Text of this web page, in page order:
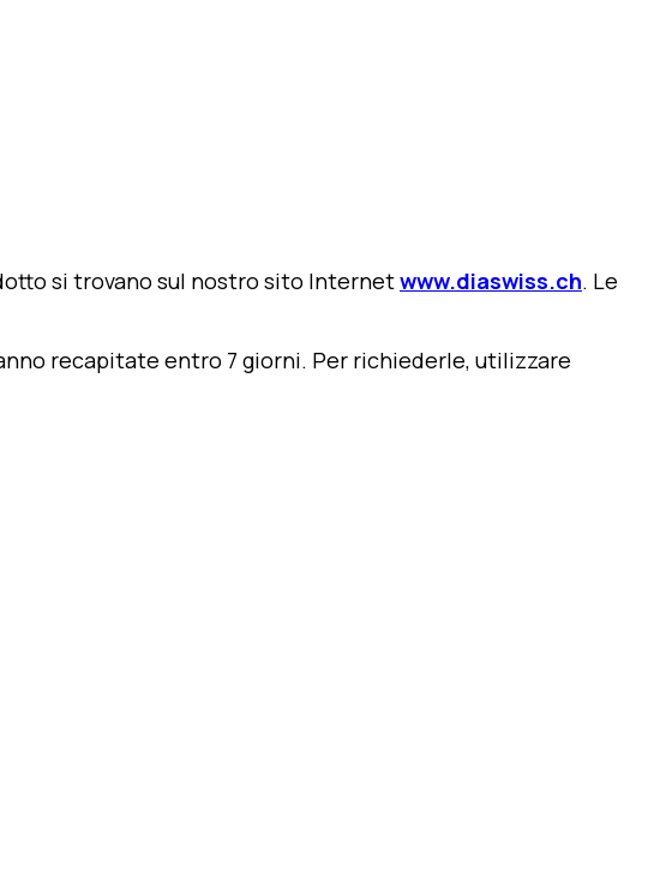
si trovano sul nostro sito Internetwww.diaswiss.ch. Le
recapitate entro 7 giorni. Per richiederle, utilizzare